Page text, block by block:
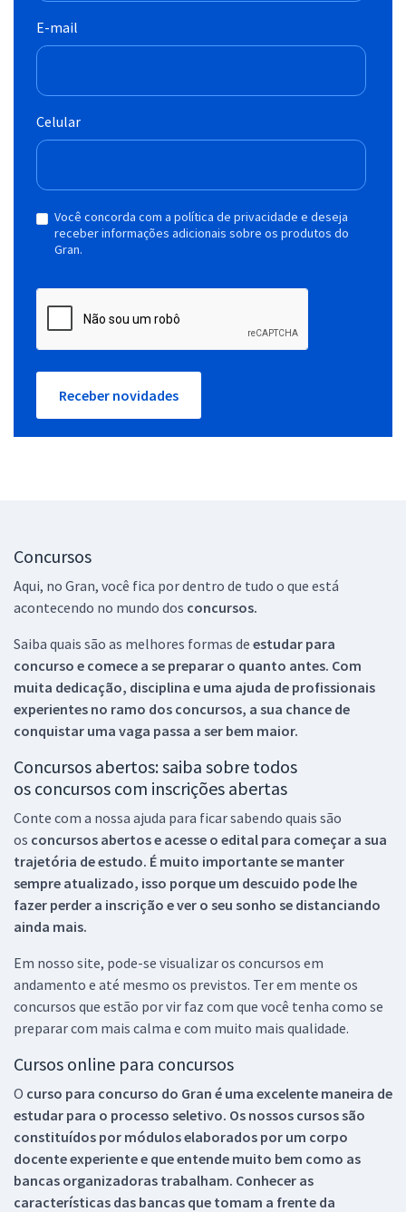
E-mail
Celular
Você concorda com a política de privacidade e deseja
receber informações adicionais sobre os produtos do
Gran.
Receber novidades
Concursos
Aqui, no Gran, você fica por dentro de tudo o que está
acontecendo no mundo dos concursos.
Saiba quais são as melhores formas de estudar para
concurso e comece a se preparar o quanto antes. Com
muita dedicação, disciplina e uma ajuda de profissionais
experientes no ramo dos concursos, a sua chance de
conquistar uma vaga passa a ser bem maior.
Concursos abertos: saiba sobre todos
os concursos com inscrições abertas
Conte com a nossa ajuda para ficar sabendo quais são
os concursos abertos e acesse o edital para começar a sua
trajetória de estudo. É muito importante se manter
sempre atualizado, isso porque um descuido pode lhe
fazer perder a inscrição e ver o seu sonho se distanciando
ainda mais.
Em nosso site, pode-se visualizar os concursos em
andamento e até mesmo os previstos. Ter em mente os
concursos que estão por vir faz com que você tenha como se
preparar com mais calma e com muito mais qualidade.
Cursos online para concursos
O curso para concurso do Gran é uma excelente maneira de
estudar para o processo seletivo. Os nossos cursos são
constituídos por módulos elaborados por um corpo
docente experiente e que entende muito bem como as
bancas organizadoras trabalham. Conhecer as
características das bancas que tomam a frente da